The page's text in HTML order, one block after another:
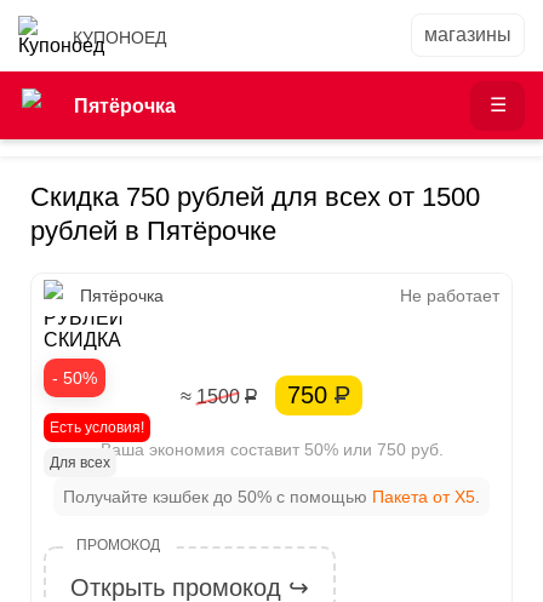
КУПОНОЕД
Пятёрочка
Скидка 750 рублей для всех от 1500
рублей в Пятёрочке
- 50%
750
РУБЛЕЙ
СКИДКА
Пятёрочка Не работает
≈ 1500 Р 750 Р
Ваша экономия составит 50% или 750 руб.
Получайте кэшбек до 50% с помощью Пакета от X5
Открыть промокод ↪
Есть условия!
Для всех